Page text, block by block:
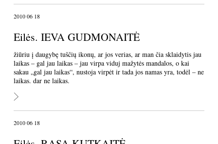
2010 06 18
Eilės. IEVA GUDMONAITĖ
žiūriu į daugybę tuščių ikonų, ar jos verias, ar man čia sklaidytis jau
laikas – gal jau laikas – jau virpa viduj mažytės mandalos, o kai
sakau „gal jau laikas“, nustoja virpėt ir tada jos namas yra, todėl – ne
laikas. dar ne laikas.
2010 06 18